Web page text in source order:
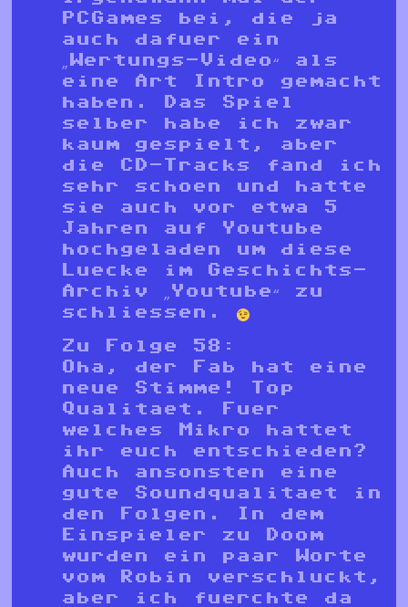
PCGames bei, die ja
auch dafuer ein
„Wertungs-Video“ als
eine Art Intro gemacht
haben. Das Spiel
selber habe ich zwar
kaum gespielt, aber
die CD-Tracks fand ich
sehr schoen und hatte
sie auch vor etwa 5
Jahren auf Youtube
hochgeladen um diese
Luecke im Geschichts-
Archiv „Youtube“ zu
schliessen.
Zu Folge 58:
Oha, der Fab hat eine
neue Stimme! Top
Qualitaet. Fuer
welches Mikro hattet
ihr euch entschieden?
Auch ansonsten eine
gute Soundqualitaet in
den Folgen. In dem
Einspieler zu Doom
wurden ein paar Worte
vom Robin verschluckt,
aber ich fuerchte da